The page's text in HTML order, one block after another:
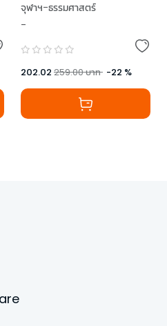
จุฬาฯ-ธรรมศาสตร์
-
202.02 259.00บาท -22 %